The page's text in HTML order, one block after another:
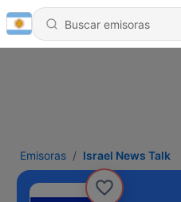
Emisoras Israel News Talk